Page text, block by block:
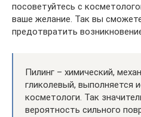
посоветуйтесь с
ваше желание. Так вы
предотвратить
Пилинг – химический,
гликолевый, выполняется
косметологи. Так
вероятность сильного